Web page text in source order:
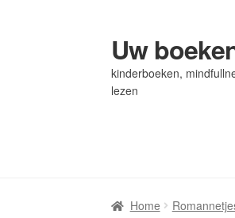
Ga
door
naar
Ga
naar
de
Uw
kinderboeken,
lezen
Home